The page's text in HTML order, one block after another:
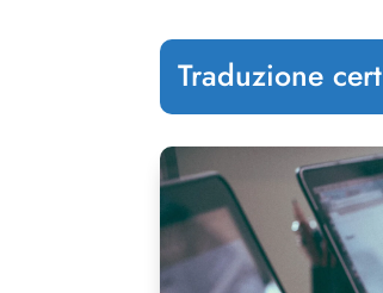
Traduzione